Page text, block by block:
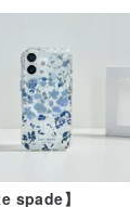
spade】